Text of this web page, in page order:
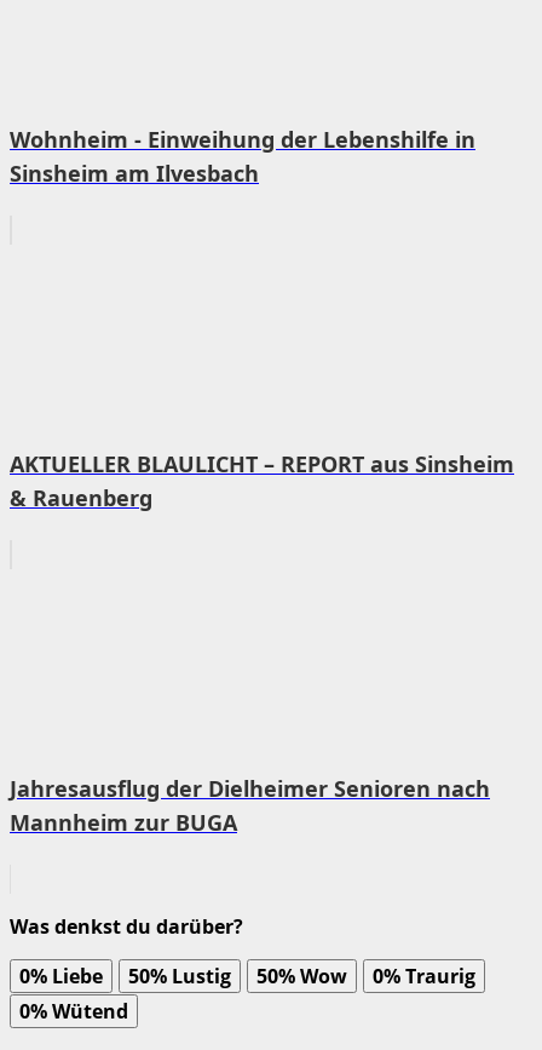
Wohnheim - Einweihung der Lebenshilfe in
Sinsheim am Ilvesbach
AKTUELLER BLAULICHT – REPORT aus Sinsheim
& Rauenberg
Jahresausflug der Dielheimer Senioren nach
Mannheim zur BUGA
Was denkst du darüber?
0% Liebe 50% Lustig 50%Wow 0%Traurig
0%Wütend